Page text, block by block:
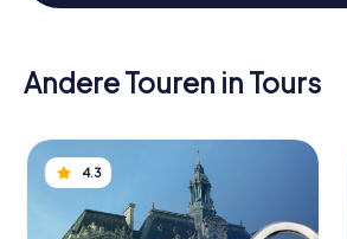
Andere Touren in Tours
4.3